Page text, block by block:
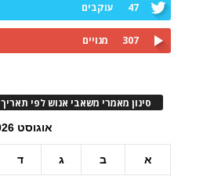
47 עוקבים
307 מנויים
סינון מאמרי משאבי אנוש לפי תאריך
אוגוסט 2026
א ב ג ד